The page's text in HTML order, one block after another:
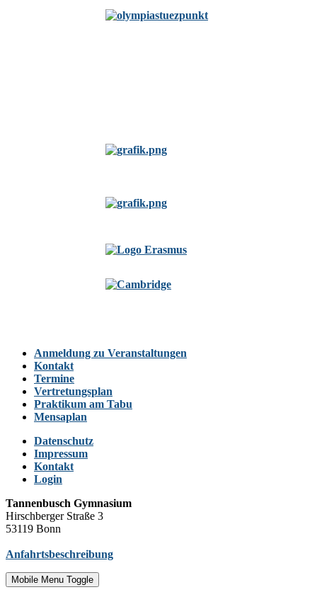
Anmeldung zu Veranstaltungen
Kontakt
Termine
Vertretungsplan
Praktikum am Tabu
Mensaplan
Datenschutz
Impressum
Kontakt
Login
Tannenbusch Gymnasium
Hirschberger Straße 3
53119 Bonn
Anfahrtsbeschreibung
Mobile Menu Toggle